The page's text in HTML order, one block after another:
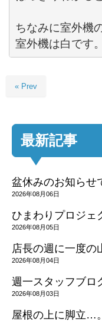
ちなみに室外機
室外機は白です
« Prev
最新記事
盆休みのお知らせ
2026年08月06日
ひまわりプロジェ
2026年08月05日
店長の週に一度の
2026年08月04日
週一スタッフブロ
2026年08月03日
屋根の上に脚立…